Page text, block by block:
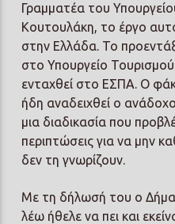
Γραμματέα του
Κουτουλάκη, το έργο
στην Ελλάδα. Το
στο Υπουργείο Τουρισμού
ενταχθεί στο ΕΣΠΑ. Ο
ήδη αναδειχθεί ο
μια διαδικασία που
περιπτώσεις για να μην
δεν τη γνωρίζουν.
Με τη δήλωσή του ο
λέω ήθελε να πει και